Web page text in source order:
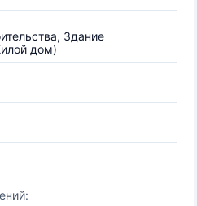
Здание
дом)